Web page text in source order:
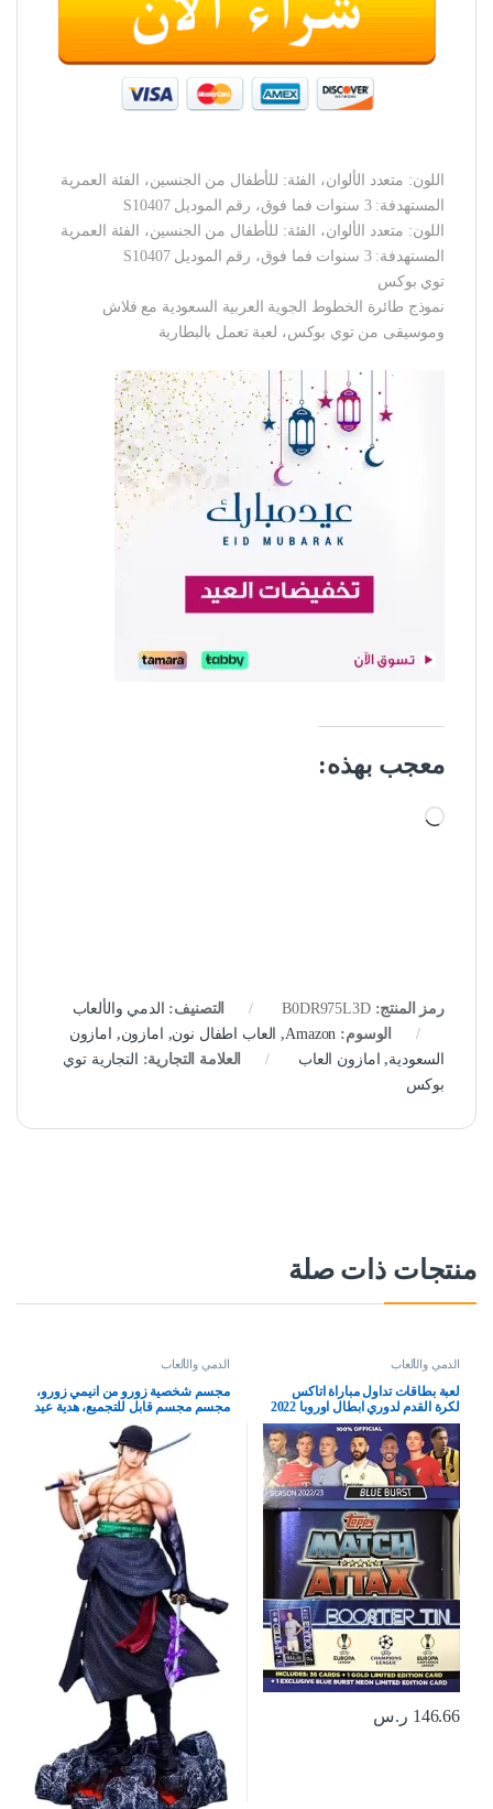
اللون: متعدد الألوان، الفئة: للأطفال من الجنسين، الفئة العمرية
المستهدفة: 3 سنوات فما فوق، رقم الموديل S10407
اللون: متعدد الألوان، الفئة: للأطفال من الجنسين، الفئة العمرية
المستهدفة: 3 سنوات فما فوق، رقم الموديل S10407
توي بوكس
نموذج طائرة الخطوط الجوية العربية السعودية مع فلاش
وموسيقى من توي بوكس، لعبة تعمل بالبطارية
معجب بهذه:
جاري التحميل…
رمز المنتج:B0DR975L3D التصنيف: الدمي والألعاب
الوسوم: Amazon
, العاب اطفال نون, امازون, امازون
السعودية, امازون العاب العلامة التجارية: التجارية توي
بوكس
منتجات ذات صلة
الدمي والألعاب
لعبة بطاقات تداول مباراة اتاكس
لكرة القدم لدوري ابطال اوروبا 2022
2023 توبس UEFA دوري ابطال اوروبا
2022 2023، علبة صغيرة محكمة الغلق
مع بطاقات ذهبية اضافية وحشوة نيون
حصرية (نسخة بيرست ازرق)
146.66 ر.س
الدمي والألعاب
مجسم شخصية زورو من انيمي زورو،
مجسم مجسم قابل للتجميع، هدية عيد